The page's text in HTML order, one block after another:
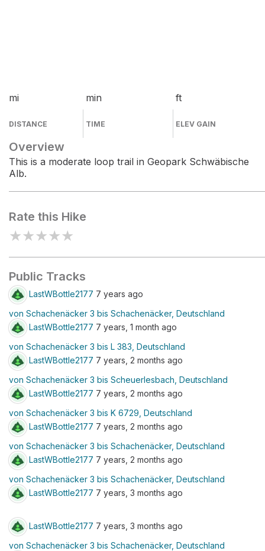
mi
DISTANCE
min
TIME
ft
ELEV GAIN
Overview
This is a moderate loop trail in Geopark Schwäbische
Alb.
Rate this Hike
★★★★★
Public Tracks
LastWBottle2177 7 years ago
von Schachenäcker 3 bis Schachenäcker, Deutschland
LastWBottle2177 7 years, 1 month ago
von Schachenäcker 3 bis L 383, Deutschland
LastWBottle2177 7 years, 2 months ago
von Schachenäcker 3 bis Scheuerlesbach, Deutschland
LastWBottle2177 7 years, 2 months ago
von Schachenäcker 3 bis K 6729, Deutschland
LastWBottle2177 7 years, 2 months ago
von Schachenäcker 3 bis Schachenäcker, Deutschland
LastWBottle2177 7 years, 2 months ago
von Schachenäcker 3 bis Schachenäcker, Deutschland
LastWBottle2177 7 years, 3 months ago
LastWBottle2177 7 years, 3 months ago
von Schachenäcker 3 bis Schachenäcker, Deutschland